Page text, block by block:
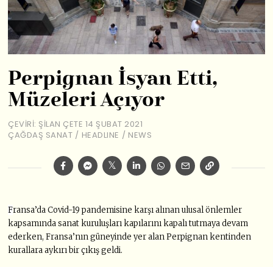
Perpignan İsyan Etti,
Müzeleri Açıyor
ÇEVIRI: ŞILAN ÇETE 14 ŞUBAT 2021
ÇAĞDAŞ SANAT / HEADLINE / NEWS
Fransa’da Covid-19 pandemisine karşı alınan ulusal önlemler
kapsamında sanat kuruluşları kapılarını kapalı tutmaya devam
ederken, Fransa’nın güneyinde yer alan Perpignan kentinden
kurallara aykırı bir çıkış geldi.